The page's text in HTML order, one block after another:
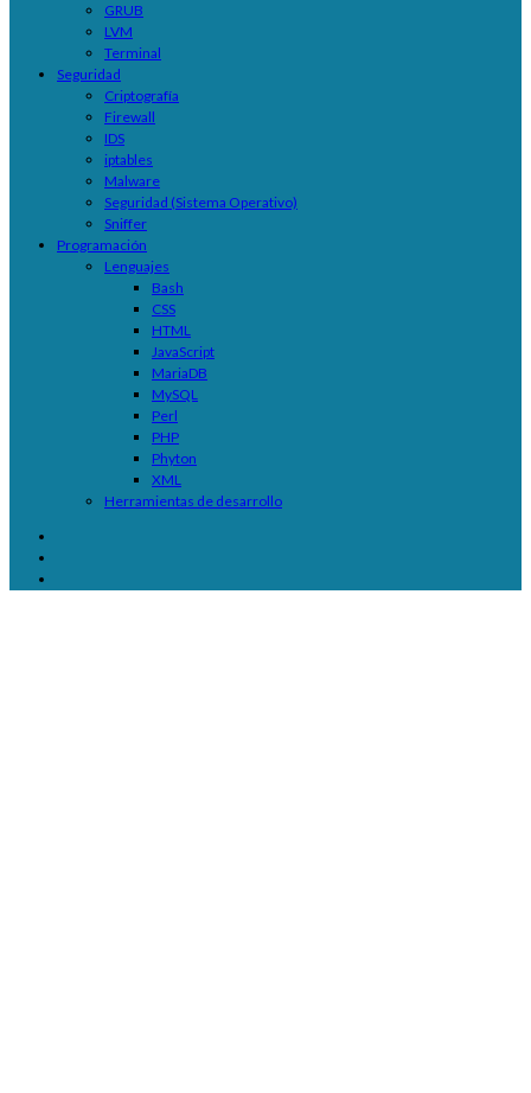
GRUB
LVM
Terminal
Seguridad
Criptografía
Firewall
IDS
iptables
Malware
Seguridad (Sistema Operativo)
Sniffer
Programación
Lenguajes
Bash
CSS
HTML
JavaScript
MariaDB
MySQL
Perl
PHP
Phyton
XML
Herramientas de desarrollo